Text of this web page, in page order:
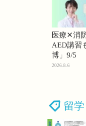
医療✕消
AED講習
博」9/5
2026.8.6
留学